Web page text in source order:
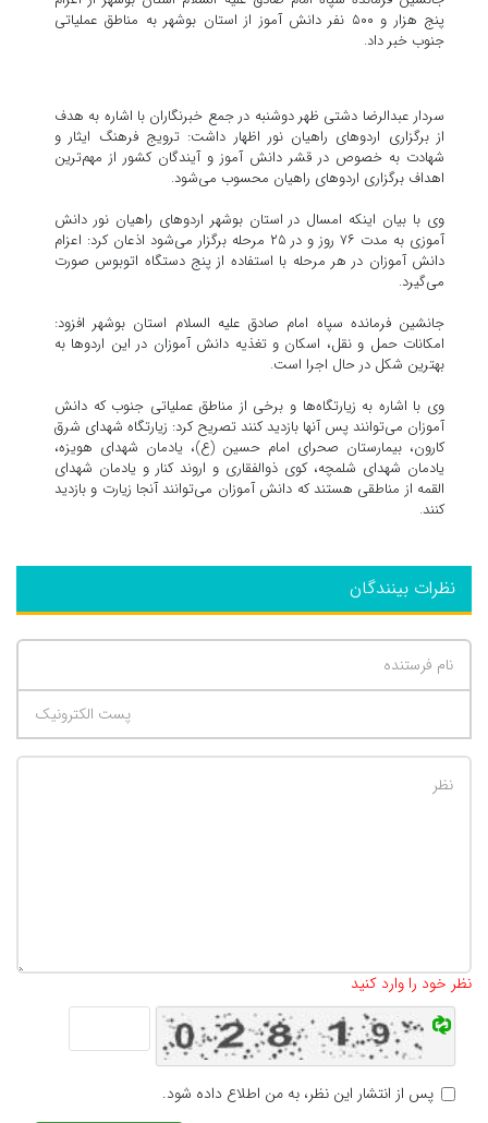
پنج هزار و ۵۰۰ نفر دانش آموز از استان بوشهر به مناطق عملیاتی
جنوب خبر داد.
سردار عبدالرضا دشتی ظهر دوشنبه در جمع خبرنگاران با اشاره به هدف
از برگزاری اردوهای راهیان نور اظهار داشت: ترویج فرهنگ ایثار و
شهادت به خصوص در قشر دانش آموز و آیندگان کشور از مهم‌ترین
اهداف برگزاری اردوهای راهیان محسوب می‌شود.
وی با بیان اینکه امسال در استان بوشهر اردوهای راهیان نور دانش
آموزی به مدت ۷۶ روز و در ۲۵ مرحله برگزار می‌شود اذعان کرد: اعزام
دانش آموزان در هر مرحله با استفاده از پنج دستگاه اتوبوس صورت
می‌گیرد.
جانشین فرمانده سپاه امام صادق علیه السلام استان بوشهر افزود:
امکانات حمل و نقل، اسکان و تغذیه دانش آموزان در این اردوها به
بهترین شکل در حال اجرا است.
وی با اشاره به زیارتگاه‌ها و برخی از مناطق عملیاتی جنوب که دانش
آموزان می‌توانند پس آنها بازدید کنند تصریح کرد: زیارتگاه شهدای شرق
کارون، بیمارستان صحرای امام حسین (ع)، یادمان شهدای هویزه،
یادمان شهدای شلمچه، کوی ذوالفقاری و اروند کنار و یادمان شهدای
القمه از مناطقی هستند که دانش آموزان می‌توانند آنجا زیارت و بازدید
کنند.
نظرات بینندگان
نظر خود را وارد کنید
پس از انتشار این نظر، به من اطلاع داده شود.